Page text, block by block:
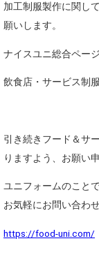
加工制服製作に関し
願いします。
ナイスユニ総合ペー
飲食店・サービス制
引き続きフード＆サ
りますよう、お願い
ユニフォームのこと
お気軽にお問い合わ
https://food-uni.com/